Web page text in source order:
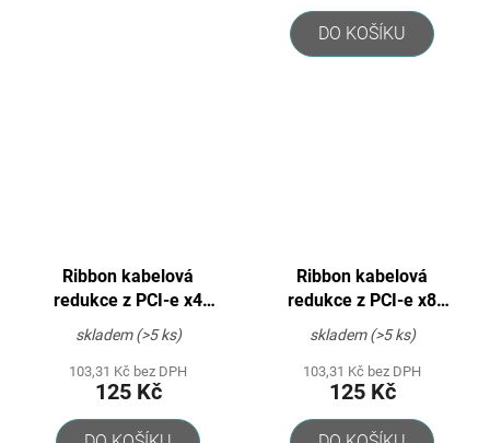
DO KOŠÍKU
Ribbon kabelová
redukce z PCI-e x4
(Male) na PCI-e x16
(Female)
skladem(>5 ks)
103,31 Kč bez DPH
125 Kč
Ribbon kabelová
redukce z PCI-e x8
(Male) na PCI-e x16
(Female)
skladem(>5 ks)
103,31 Kč bez DPH
125 Kč